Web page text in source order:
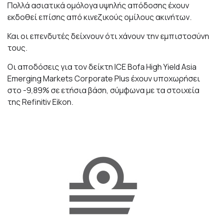
Πολλά ασιατικά ομόλογα υψηλής απόδοσης έχουν
εκδοθεί επίσης από κινεζικούς ομίλους ακινήτων.
Και οι επενδυτές δείχνουν ότι χάνουν την εμπιστοσύνη
τους.
Οι αποδόσεις για τον δείκτη ICE Bofa High Yield Asia
Emerging Markets Corporate Plus έχουν υποχωρήσει
στο -9,89% σε ετήσια βάση, σύμφωνα με τα στοιχεία
της Refinitiv Eikon.